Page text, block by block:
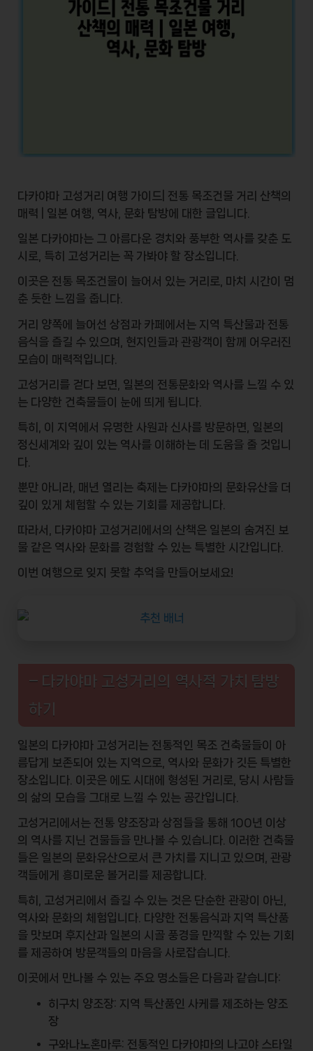
다카야마 고성거리 여행 가이드| 전통 목조건물 거리 산책의
매력 | 일본 여행, 역사, 문화 탐방에 대한 글입니다.
일본 다카야마는 그 아름다운 경치와 풍부한 역사를 갖춘 도
시로, 특히
고성거리 는 꼭 가봐야 할 장소입니다.
이곳은 전통 목조건물이 늘어서 있는 거리로, 마치 시간이 멈
춘 듯한 느낌을 줍니다.
거리 양쪽에 늘어선 상점과 카페에서는 지역 특산물과 전통
음식을 즐길 수 있으며, 현지인들과 관광객이 함께 어우러진
모습이 매력적입니다.
고성거리를 걷다 보면, 일본의 전통문화와 역사를 느낄 수 있
는 다양한 건축물들이 눈에 띄게 됩니다.
특히, 이 지역에서 유명한 사원 과 신사를 방문하면, 일본의
정신세계와 깊이 있는 역사를 이해하는 데 도움을 줄 것입니
다.
뿐만 아니라, 매년 열리는 축제 는 다카야마의 문화유산을 더
깊이 있게 체험할 수 있는 기회를 제공합니다.
따라서, 다카야마 고성거리에서의 산책은 일본의 숨겨진 보
물 같은 역사와 문화를 경험할 수 있는 특별한 시간입니다.
이번 여행으로 잊지 못할 추억을 만들어보세요!
– 다카야마 고성거리의 역사적 가치 탐방
하기
일본의 다카야마 고성거리 는 전통적인 목조 건축물들이 아
름답게 보존되어 있는 지역으로, 역사와 문화가 깃든 특별한
장소입니다. 이곳은 에도 시대에 형성된 거리로, 당시 사람들
의 삶의 모습을 그대로 느낄 수 있는 공간입니다.
고성거리에서는 전통 양조장과 상점들을 통해 100년 이상
의 역사를 지닌 건물들을 만나볼 수 있습니다. 이러한 건축물
들은 일본의 문화유산으로서 큰 가치를 지니고 있으며, 관광
객들에게 흥미로운 볼거리를 제공합니다.
특히, 고성거리에서 즐길 수 있는 것은 단순한 관광이 아닌,
역사와 문화의 체험입니다. 다양한 전통음식과 지역 특산품
을 맛보며 후지산과 일본의 시골 풍경을 만끽할 수 있는 기회
를 제공하여 방문객들의 마음을 사로잡습니다.
이곳에서 만나볼 수 있는 주요 명소들은 다음과 같습니다:
히구치 양조장: 지역 특산품인 사케를 제조하는 양조
장
구와나노혼마루: 전통적인 다카야마의 나고야 스타일